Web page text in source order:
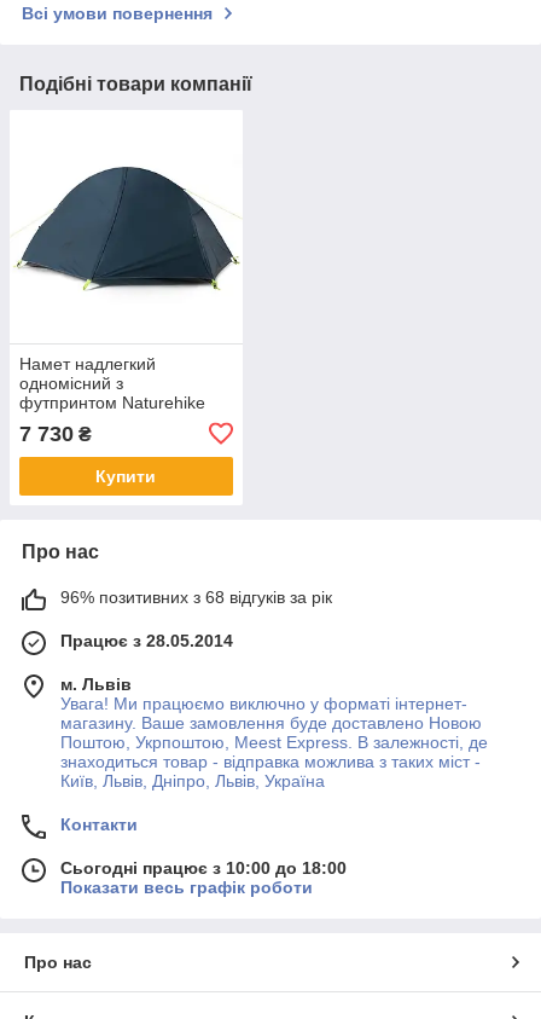
Всі умови повернення
Подібні товари компанії
Намет надлегкий
одномісний з
футпринтом Naturehike
210T, темний синій
7 730 ₴
Купити
Про нас
96% позитивних з 68 відгуків за рік
Працює з 28.05.2014
м. Львів
Увага! Ми працюємо виключно у форматі інтернет-
магазину. Ваше замовлення буде доставлено Новою
Поштою, Укрпоштою, Meest Express. В залежності, де
знаходиться товар - відправка можлива з таких міст -
Київ, Львів, Дніпро, Львів, Україна
Контакти
Сьогодні працює з 10:00 до 18:00
Показати весь графік роботи
Про нас